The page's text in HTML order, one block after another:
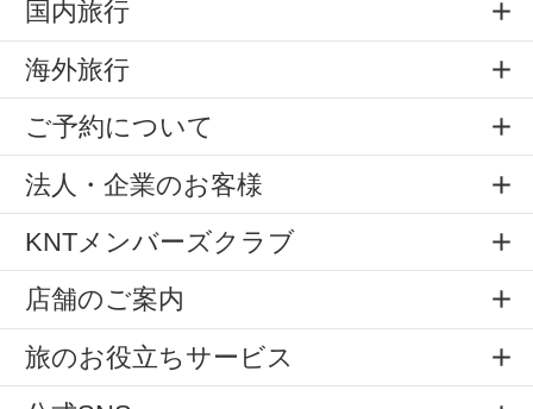
国内旅行
海外旅行
ご予約について
法人・企業のお客様
KNTメンバーズクラブ
店舗のご案内
旅のお役立ちサービス